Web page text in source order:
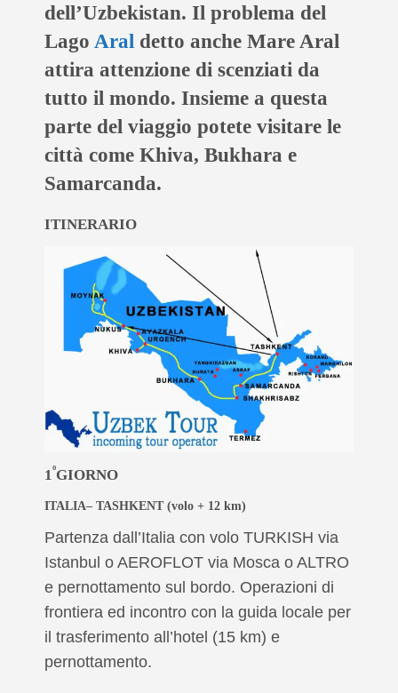
dell’Uzbekistan. Il problema del
LagoAral detto ancheMare Aral
attira attenzione di scenziati da
tutto il mondo. Insieme a questa
parte del viaggio potete visitare le
città come Khiva, Bukhara e
Samarcanda.
ITINERARIO
1ºGIORNO
ITALIA– TASHKENT(volo + 12 km)
Partenza dall’Italia con volo TURKISH via
Istanbul o AEROFLOT via Mosca o ALTRO
e pernottamento sul bordo. Operazioni di
frontiera ed incontro con la guida locale per
il trasferimento all’hotel (15 km) e
pernottamento.